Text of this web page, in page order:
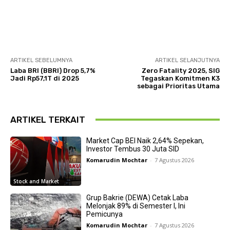
ARTIKEL SEBELUMNYA
Laba BRI (BBRI) Drop 5,7%
Jadi Rp57,1T di 2025
ARTIKEL SELANJUTNYA
Zero Fatality 2025, SIG
Tegaskan Komitmen K3
sebagai Prioritas Utama
ARTIKEL TERKAIT
Stock and Market
Market Cap BEI Naik 2,64% Sepekan,
Investor Tembus 30 Juta SID
Komarudin Mochtar - 7 Agustus 2026
Grup Bakrie (DEWA) Cetak Laba
Melonjak 89% di Semester I, Ini
Pemicunya
Komarudin Mochtar - 7 Agustus 2026